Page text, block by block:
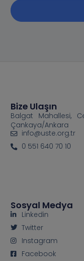
Sosyal Medya
Linkedin
Twitter
Instagram
Facebook
Bize Ulaşın
Balgat Mahallesi,
Çankaya/Ankara
info@uste.org.tr
0 551 640 70 10